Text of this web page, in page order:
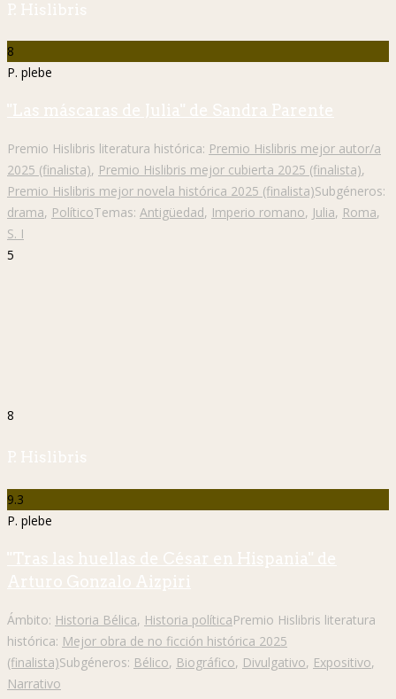
P. Hislibris
8
P. plebe
"Las máscaras de Julia" de Sandra Parente
Premio Hislibris literatura histórica: Premio Hislibris mejor autor/a
2025 (finalista), Premio Hislibris mejor cubierta 2025 (finalista),
Premio Hislibris mejor novela histórica 2025 (finalista)Subgéneros:
drama, PolíticoTemas: Antigüedad, Imperio romano, Julia, Roma,
S. I
5
8
P. Hislibris
9.3
P. plebe
"Tras las huellas de César en Hispania" de
Arturo Gonzalo Aizpiri
Ámbito: Historia Bélica, Historia políticaPremio Hislibris literatura
histórica: Mejor obra de no ficción histórica 2025
(finalista)Subgéneros: Bélico, Biográfico, Divulgativo, Expositivo,
Narrativo